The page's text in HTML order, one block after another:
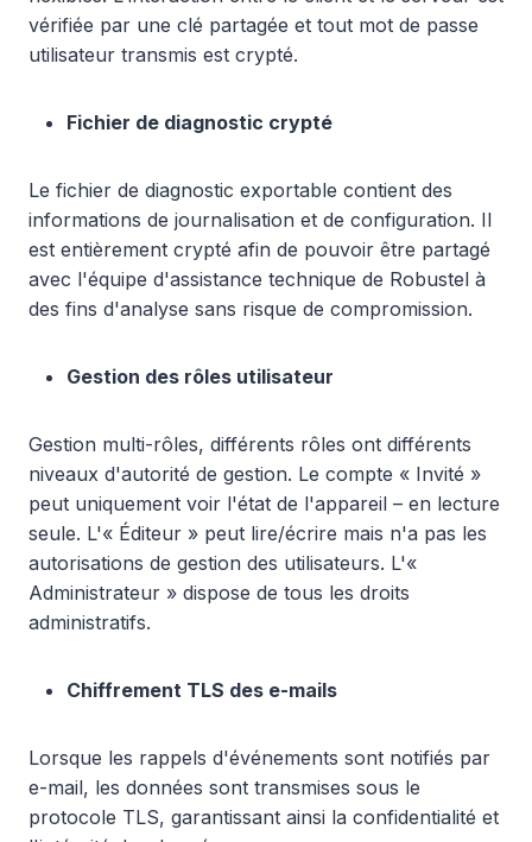
vérifiée par une clé partagée et tout mot de passe
utilisateur transmis est crypté.
Fichier de diagnostic crypté
Le fichier de diagnostic exportable contient des
informations de journalisation et de configuration. Il
est entièrement crypté afin de pouvoir être partagé
avec l'équipe d'assistance technique de Robustel à
des fins d'analyse sans risque de compromission.
Gestion des rôles utilisateur
Gestion multi-rôles, différents rôles ont différents
niveaux d'autorité de gestion. Le compte « Invité »
peut uniquement voir l'état de l'appareil – en lecture
seule. L'« Éditeur » peut lire/écrire mais n'a pas les
autorisations de gestion des utilisateurs. L'«
Administrateur » dispose de tous les droits
administratifs.
Chiffrement TLS des e-mails
Lorsque les rappels d'événements sont notifiés par
e-mail, les données sont transmises sous le
protocole TLS, garantissant ainsi la confidentialité et